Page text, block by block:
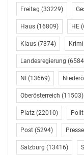
durchgeführt. Die
160.000 Euro und
Niederösterreich
beiden
und B 3
Loimersdorf).
Nähere
der
Christoph Schodl
Freitag (33229)
Haus (16809) HE
Klaus (7374)
Landesregierung
NI (13669)
Oberösterreich (11503)
Platz (22010)
Post (5294)
Salzburg (13416)